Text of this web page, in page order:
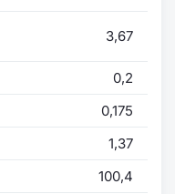
3,67
0,2
0,175
1,37
100,4